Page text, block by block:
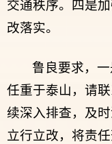
交通秩序。四是
改落实。
鲁良要求，
任重于泰山，请
续深入排查，及
立行立改，将责任